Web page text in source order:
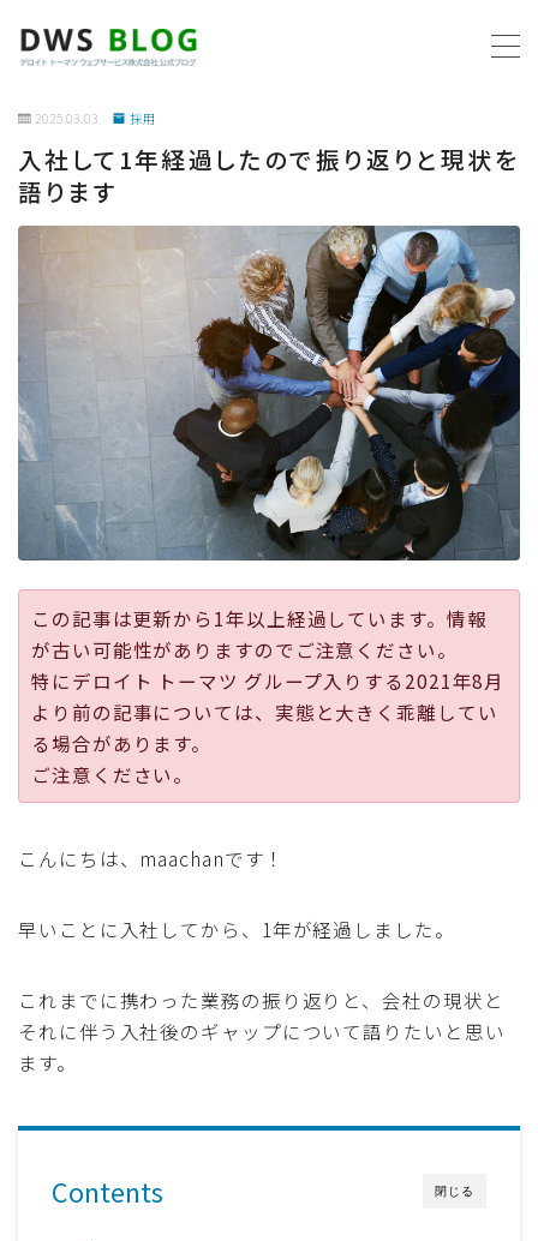
ホーム
AWS
プログラミング
ビジネス
リモートワーク
社内制度
採用
公式ページ
2025.03.03 採用
入社して1年経過したので振り返りと現状を
語ります
この記事は更新から1年以上経過しています。情報
が古い可能性がありますのでご注意ください。
特にデロイト トーマツ グループ入りする2021年8月
より前の記事については、実態と大きく乖離してい
る場合があります。
ご注意ください。
こんにちは、maachanです！
早いことに入社してから、1年が経過しました。
これまでに携わった業務の振り返りと、会社の現状と
それに伴う入社後のギャップについて語りたいと思い
ます。
閉じる
Contents